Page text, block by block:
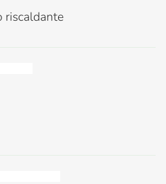
riscaldante